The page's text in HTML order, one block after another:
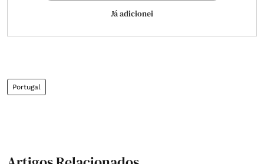
Já adicionei
Portugal